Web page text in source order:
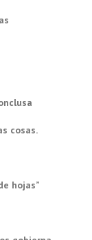
cosas.
hojas”